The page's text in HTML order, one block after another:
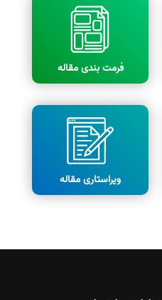
فرمت بندی مقاله
ویراستاری مقاله